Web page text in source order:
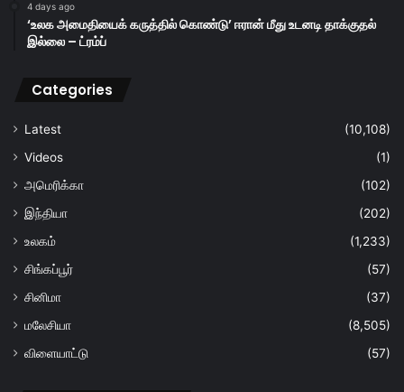
4 days ago
‘உலக அமைதியைக் கருத்தில் கொண்டு’ ஈரான் மீது உடனடி தாக்குதல்
இல்லை – ட்ரம்ப்
Categories
Latest
(10,108)
Videos
(1)
அமெரிக்கா
(102)
இந்தியா
(202)
உலகம்
(1,233)
சிங்கப்பூர்
(57)
சினிமா
(37)
மலேசியா
(8,505)
விளையாட்டு
(57)